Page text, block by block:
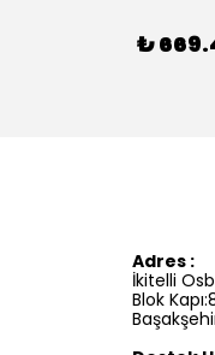
₺
Adres :
İkitelli
Blok